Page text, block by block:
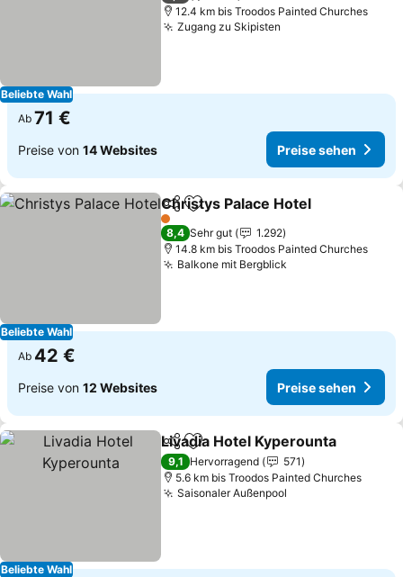
Beliebte Wahl
12.4 km bis Troodos Painted Churches
Zugang zu Skipisten
Ab 71 €
Preise von 14 Websites Preise sehen
Beliebte Wahl
TeilenZu Favoriten hinzufügen
Christys Palace Hotel
1 Sterne
8,4 Sehr gut
1.292
14.8 km bis Troodos Painted Churches
Balkone mit Bergblick
Ab 42 €
Preise von 12 Websites Preise sehen
Beliebte Wahl
TeilenZu Favoriten hinzufügen
Livadia Hotel Kyperounta
9,1 Hervorragend
571
5.6 km bis Troodos Painted Churches
Saisonaler Außenpool